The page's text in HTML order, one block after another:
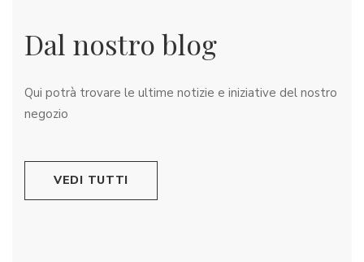
Dal nostro blog
Qui potrà trovare le ultime notizie e iniziative del nostro
negozio
VEDI TUTTI